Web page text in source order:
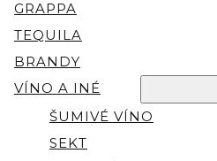
GRAPPA
TEQUILA
BRANDY
VÍNO A INÉ
ŠUMIVÉ VÍNO
SEKT